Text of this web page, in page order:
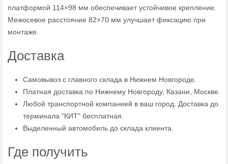
платформой 114×98 мм обеспечивает устойчивое крепление.
Межосевое расстояние 82×70 мм улучшает фиксацию при
монтаже.
Доставка
Самовывоз с главного склада в Нижнем Новгороде.
Платная доставка по Нижнему Новгороду, Казани, Москве.
Любой транспортной компанией в ваш город. Доставка до
терминала "КИТ" бесплатная.
Выделенный автомобиль до склада клиента.
Где получить